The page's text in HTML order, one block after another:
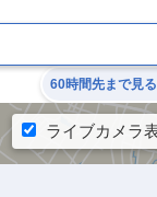
60時間先まで見る